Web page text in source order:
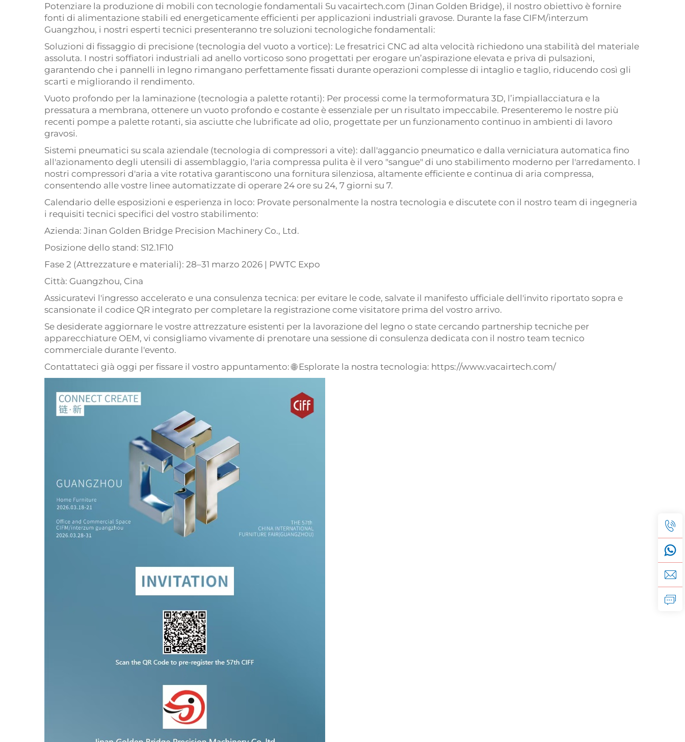
Potenziare la produzione di mobili con tecnologie fondamentali Su vacairtech.com (Jinan Golden Bridge), il nostro obiettivo è fornire
fonti di alimentazione stabili ed energeticamente efficienti per applicazioni industriali gravose. Durante la fase CIFM/interzum
Guangzhou, i nostri esperti tecnici presenteranno tre soluzioni tecnologiche fondamentali:
Soluzioni di fissaggio di precisione (tecnologia del vuoto a vortice): Le fresatrici CNC ad alta velocità richiedono una stabilità del materiale
assoluta. I nostri soffiatori industriali ad anello vorticoso sono progettati per erogare un’aspirazione elevata e priva di pulsazioni,
garantendo che i pannelli in legno rimangano perfettamente fissati durante operazioni complesse di intaglio e taglio, riducendo così gli
scarti e migliorando il rendimento.
Vuoto profondo per la laminazione (tecnologia a palette rotanti): Per processi come la termoformatura 3D, l’impiallacciatura e la
pressatura a membrana, ottenere un vuoto profondo e costante è essenziale per un risultato impeccabile. Presenteremo le nostre più
recenti pompe a palette rotanti, sia asciutte che lubrificate ad olio, progettate per un funzionamento continuo in ambienti di lavoro
gravosi.
Sistemi pneumatici su scala aziendale (tecnologia di compressori a vite): dall'aggancio pneumatico e dalla verniciatura automatica fino
all'azionamento degli utensili di assemblaggio, l'aria compressa pulita è il vero "sangue" di uno stabilimento moderno per l'arredamento. I
nostri compressori d'aria a vite rotativa garantiscono una fornitura silenziosa, altamente efficiente e continua di aria compressa,
consentendo alle vostre linee automatizzate di operare 24 ore su 24, 7 giorni su 7.
Calendario delle esposizioni e esperienza in loco: Provate personalmente la nostra tecnologia e discutete con il nostro team di ingegneria
i requisiti tecnici specifici del vostro stabilimento:
Azienda: Jinan Golden Bridge Precision Machinery Co., Ltd.
Posizione dello stand: S12.1F10
Fase 2 (Attrezzature e materiali): 28–31 marzo 2026 | PWTC Expo
Città: Guangzhou, Cina
Assicuratevi l'ingresso accelerato e una consulenza tecnica: per evitare le code, salvate il manifesto ufficiale dell'invito riportato sopra e
scansionate il codice QR integrato per completare la registrazione come visitatore prima del vostro arrivo.
Se desiderate aggiornare le vostre attrezzature esistenti per la lavorazione del legno o state cercando partnership tecniche per
apparecchiature OEM, vi consigliamo vivamente di prenotare una sessione di consulenza dedicata con il nostro team tecnico
commerciale durante l'evento.
Contattateci già oggi per fissare il vostro appuntamento: 🌐 Esplorate la nostra tecnologia: https://www.vacairtech.com/